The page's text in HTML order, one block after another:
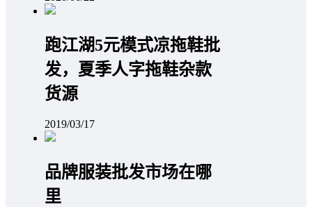
跑江湖5元模式凉拖鞋批
发，夏季人字拖鞋杂款
货源
2019/03/17
品牌服装批发市场在哪
里